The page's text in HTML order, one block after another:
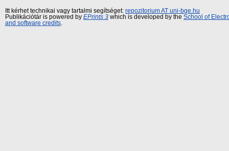
Itt kérhet technikai vagy tartalmi segítséget: repozitorium AT uni-bge.hu
Publikációtár is powered by EPrints 3 which is developed by the School of
and software credits